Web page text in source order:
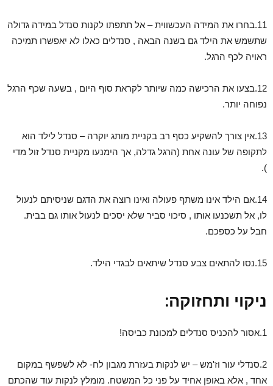
11.בחרו את המידה העכשווית – אל תתפתו לקנות סנדל במידה גדולה
שתשמש את הילד גם בשנה הבאה , סנדלים כאלו לא יאפשרו תמיכה
ראויה לכף הרגל.
12.בצעו את הרכישה כמה שיותר לקראת סוף היום , בשעה שכף הרגל
נפוחה יותר.
13.אין צורך להשקיע כסף רב בקניית מותג יוקרה – סנדל לילד הוא
לתקופה של עונה אחת (הרגל גדלה, אך הימנעו מקניית סנדל זול מדי
).
14.אם הילד אינו משתף פעולה ואינו רוצה את הדגם שניסיתם לנעול
לו, אל תשכנעו אותו , סיכוי סביר שלא יסכים לנעול אותו גם בבית.
חבל על כספכם.
15.נסו להתאים צבע סנדל שיתאים לבגדי הילד.
ניקוי ותחזוקה:
1.אסור להכניס סנדלים למכונת כביסה!
2.סנדלי עור וז'מש – יש לנקות בעזרת מגבון לח- לא לשפשף במקום
אחד , אלא באופן אחיד על פני כל המשטח. מומלץ לנקות עוד שהכתם